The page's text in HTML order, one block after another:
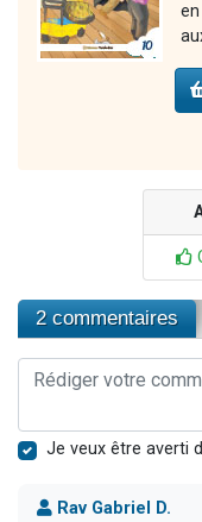
2 commentaires
Je veux être averti
Rav Gabriel D.